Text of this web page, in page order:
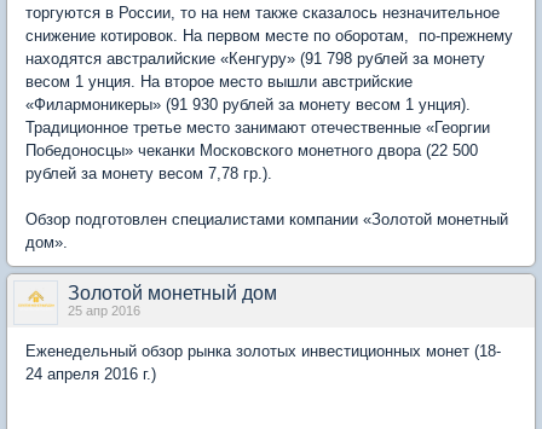
торгуются в России, то на нем также сказалось незначительное
снижение котировок. На первом месте по оборотам, по-прежнему
находятся австралийские «Кенгуру» (91 798 рублей за монету
весом 1 унция. На второе место вышли австрийские
«Филармоникеры» (91 930 рублей за монету весом 1 унция).
Традиционное третье место занимают отечественные «Георгии
Победоносцы» чеканки Московского монетного двора (22 500
рублей за монету весом 7,78 гр.).
Обзор подготовлен специалистами компании «Золотой монетный
дом».
Золотой монетный дом
25 апр 2016
Еженедельный обзор рынка золотых инвестиционных монет (18-
24 апреля 2016 г.)